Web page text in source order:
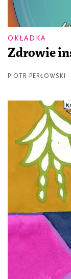
OKŁADKA
Zdrowie
PIOTR PERŁOWSKI